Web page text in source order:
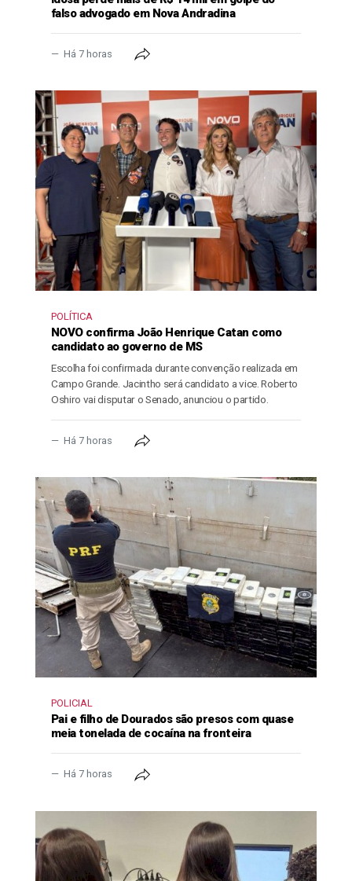
falso advogado em Nova Andradina
Há 7 horas
POLÍTICA
NOVO confirma João Henrique Catan como
candidato ao governo de MS
Escolha foi confirmada durante convenção realizada em
Campo Grande. Jacintho será candidato a vice. Roberto
Oshiro vai disputar o Senado, anunciou o partido.
Há 7 horas
POLICIAL
Pai e filho de Dourados são presos com quase
meia tonelada de cocaína na fronteira
Há 7 horas